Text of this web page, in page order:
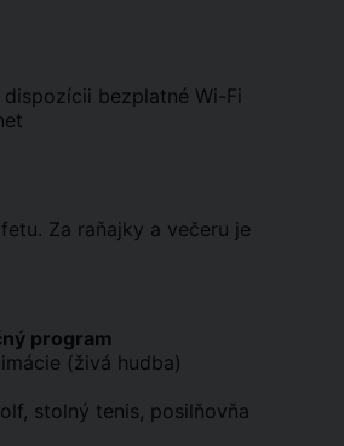
bezplatné Wi-Fi
Za raňajky a večeru je
program
(živá hudba)
stolný tenis, posilňovňa